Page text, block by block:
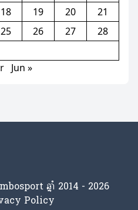
18 19 20
21
25 26 27
28
Jun »
ឆ្នាំ 2014 - 2026
Policy